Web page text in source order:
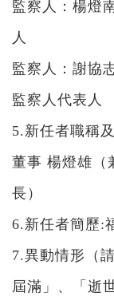
監察人：楊燈
人
監察人：謝協
監察人代表人
5.新任者職稱
董事 楊燈雄（
長）
6.新任者簡歷:
7.異動情形（
屆滿」、「逝